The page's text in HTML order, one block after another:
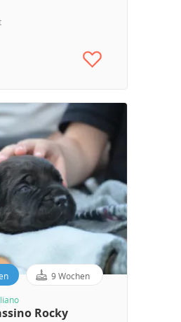
9 Wochen
Rocky